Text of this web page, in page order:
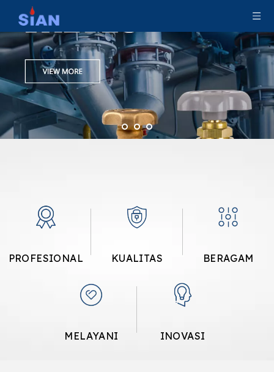
PROFESIONAL KUALITAS BERAGAM
MELAYANI INOVASI